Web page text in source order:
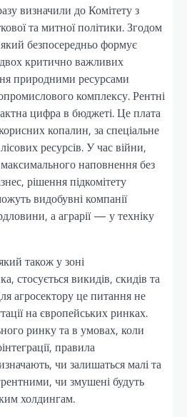
визначили до Комітету з
та митної політики. Згодом
безпосередньо формує
критично важливих
природними ресурсами
комплексу. Рентні
цифра в бюджеті. Це плата
копалин, за спеціальне
ресурсів. У час війни,
наповнення без
рішення підкомітету
видобувні компанії
а аграрії — у техніку
також у зоні
стосується викидів, скидів та
агросектору це питання не
на європейських ринках.
ринку та в умовах, коли
правила
чи залишаться малі та
чи змушені будуть
холдингам.